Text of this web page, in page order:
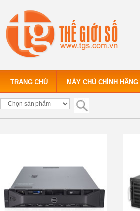
TRANG CHỦ MÁY CHỦ CHÍNH HÃNG